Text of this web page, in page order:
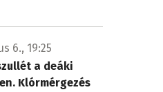
6., 19:25
a deáki
Klórmérgezés